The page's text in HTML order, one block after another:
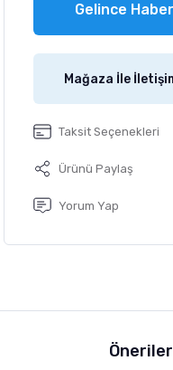
Gelince
Mağaza İle
Taksit Seçenekleri
Ürünü Paylaş
Yorum Yap